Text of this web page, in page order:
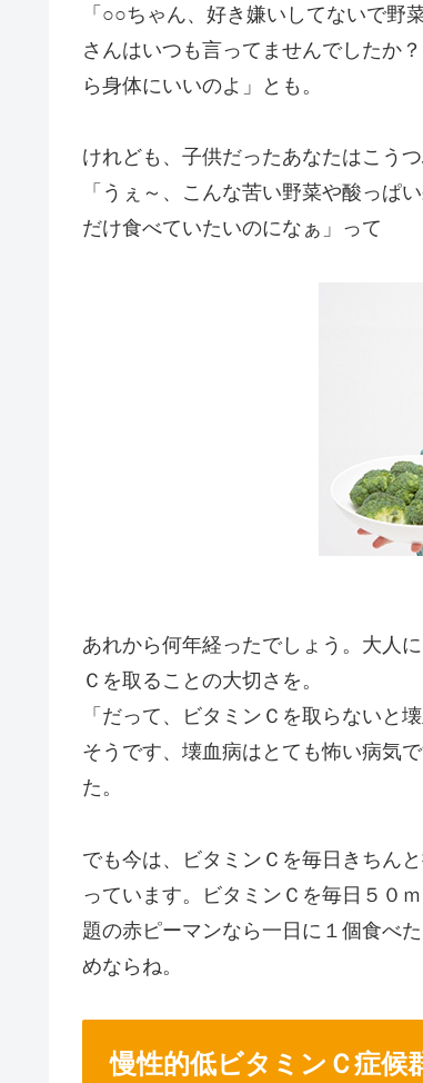
「○○ちゃん、好き嫌いしてないで
さんはいつも言ってませんでしたか
ら身体にいいのよ」とも。
けれども、子供だったあなたはこうつ
「うぇ～、こんな苦い野菜や酸っぱ
だけ食べていたいのになぁ」って
あれから何年経ったでしょう。大人
Ｃを取ることの大切さを。
「だって、ビタミンＣを取らないと
そうです、壊血病はとても怖い病気
た。
でも今は、ビタミンＣを毎日きちん
っています。ビタミンＣを毎日５０
題の赤ピーマンなら一日に１個食べ
めならね。
慢性的低ビタミンＣ症候